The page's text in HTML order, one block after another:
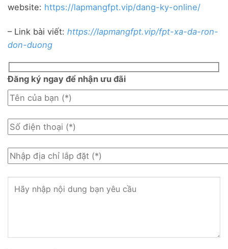
website: https://lapmangfpt.vip/dang-ky-online/
– Link bài viết: https://lapmangfpt.vip/fpt-xa-da-ron-
don-duong
Đăng ký ngay để nhận ưu đãi